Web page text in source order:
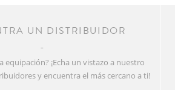
UN DISTRIBUIDOR
equipación? ¡Echa un vistazo a nuestro
y encuentra el más cercano a ti!